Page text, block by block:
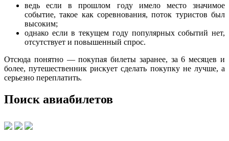
ведь если в прошлом году имело место значимое
событие, такое как соревнования, поток туристов был
высоким;
однако если в текущем году популярных событий нет,
отсутствует и повышенный спрос.
Отсюда понятно — покупая билеты заранее, за 6 месяцев и
более, путешественник рискует сделать покупку не лучше, а
серьезно переплатить.
Поиск авиабилетов